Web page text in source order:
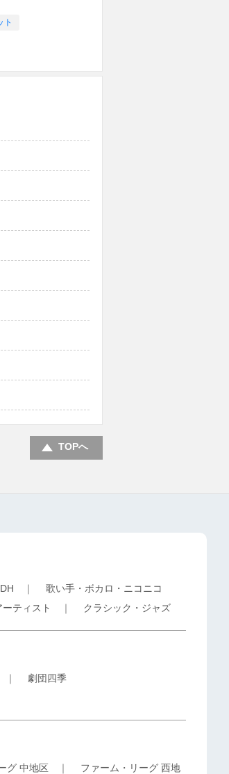
ト
TOPへ
｜ 歌い手・ボカロ・ニコニコ
ティスト ｜ クラシック・ジャズ
｜ 劇団四季
グ 中地区 ｜ ファーム・リーグ 西地